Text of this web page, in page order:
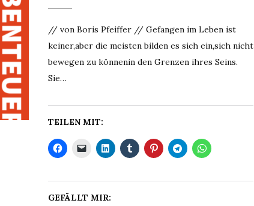
// von Boris Pfeiffer // Gefangen im Leben ist
keiner,aber die meisten bilden es sich ein,sich nicht
bewegen zu könnenin den Grenzen ihres Seins.
Sie…
TEILEN MIT:
GEFÄLLT MIR: